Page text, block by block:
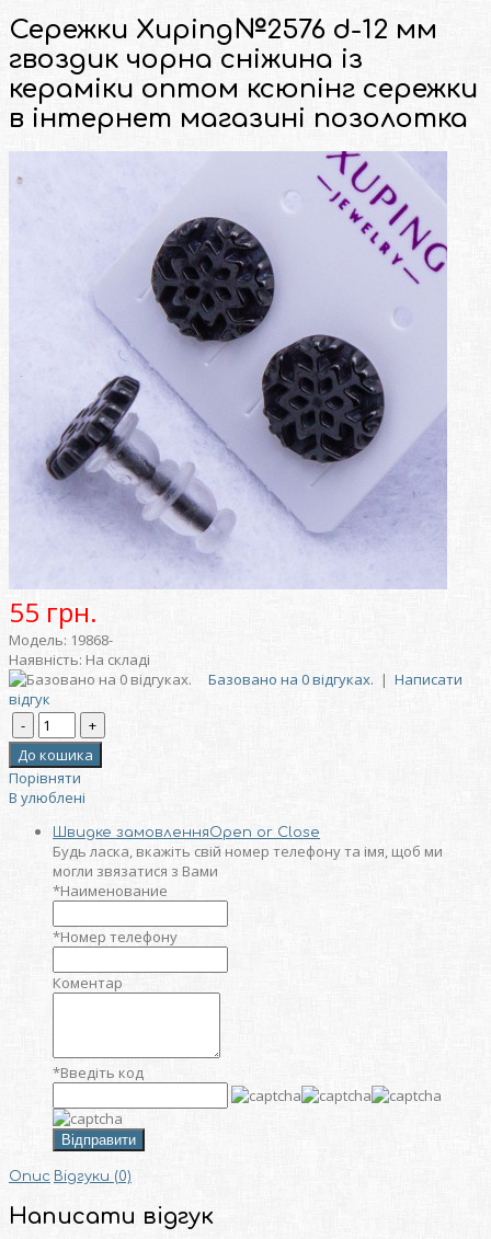
Сережки Xuping№2576 d-12 мм
гвоздик чорна сніжина із
кераміки оптом ксюпінг сережки
в інтернет магазині позолотка
55 грн.
Модель: 19868-
Наявність: На складі
Базовано на 0 відгуках. | Написати
відгук
Порівняти
В улюблені
Швидке замовленняOpen or Close
Будь ласка, вкажіть свій номер телефону та iмя, щоб ми
могли звязатися з Вами
*Наименование
*Номер телефону
Коментар
*Введіть код
Відправити
Опис Відгуки (0)
Написати відгук